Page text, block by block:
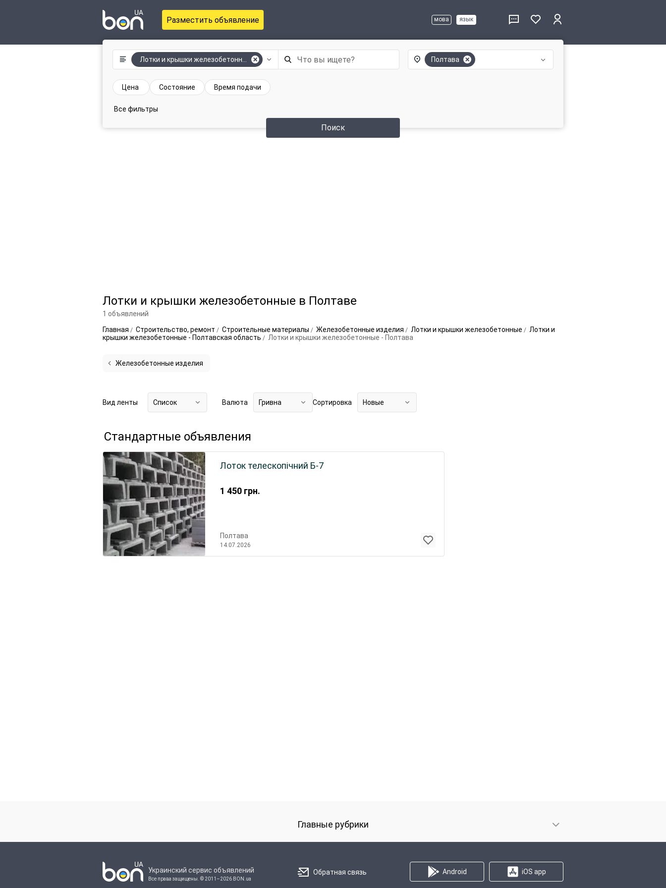
Разместить объявление мова язык
Лотки и крышки железобетонные Полтава
Поиск
Цена Состояние Время подачи
Все фильтры
Лотки и крышки железобетонные в Полтаве
1 объявлений
Главная
Строительство, ремонт Строительные материалы Железобетонные изделия Лотки и крышки железобетонные
Лотки и
крышки железобетонные - Полтавская область
Лотки и крышки железобетонные - Полтава
Железобетонные изделия
Вид ленты Список Валюта Гривна Сортировка Новые
Стандартные объявления
1 450 грн.
Лоток телескопічний Б-7
Полтава
14.07.2026
Главные рубрики
Украинский сервис объявлений
Все права защищены. © 2011–2026 BON.ua
Обратная связь Android iOS app